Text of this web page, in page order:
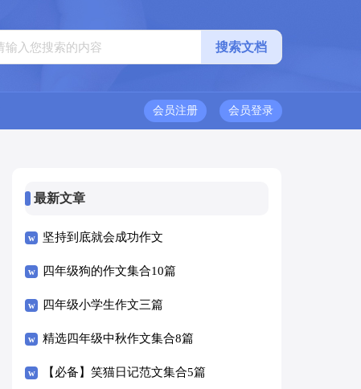
会员登录
会员注册
最新文章
坚持到底就会成功作文
四年级狗的作文集合10篇
四年级小学生作文三篇
精选四年级中秋作文集合8篇
【必备】笑猫日记范文集合5篇